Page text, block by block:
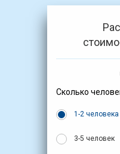
Сколько
1-2 человека
3-5 человек